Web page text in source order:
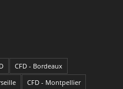
CFD - Bordeaux
CFD - Montpellier